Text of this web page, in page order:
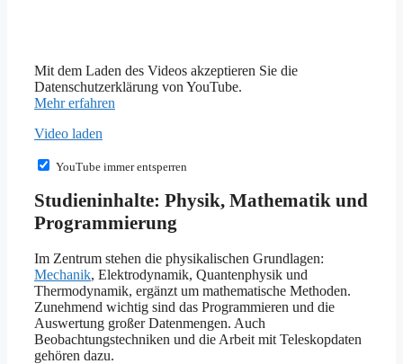
Mit dem Laden des Videos akzeptieren Sie die
Datenschutzerklärung von YouTube.
Mehr erfahren
Video laden
YouTube immer entsperren
Studieninhalte: Physik, Mathematik und
Programmierung
Im Zentrum stehen die physikalischen Grundlagen:
Mechanik, Elektrodynamik, Quantenphysik und
Thermodynamik, ergänzt um mathematische Methoden.
Zunehmend wichtig sind das Programmieren und die
Auswertung großer Datenmengen. Auch
Beobachtungstechniken und die Arbeit mit Teleskopdaten
gehören dazu.